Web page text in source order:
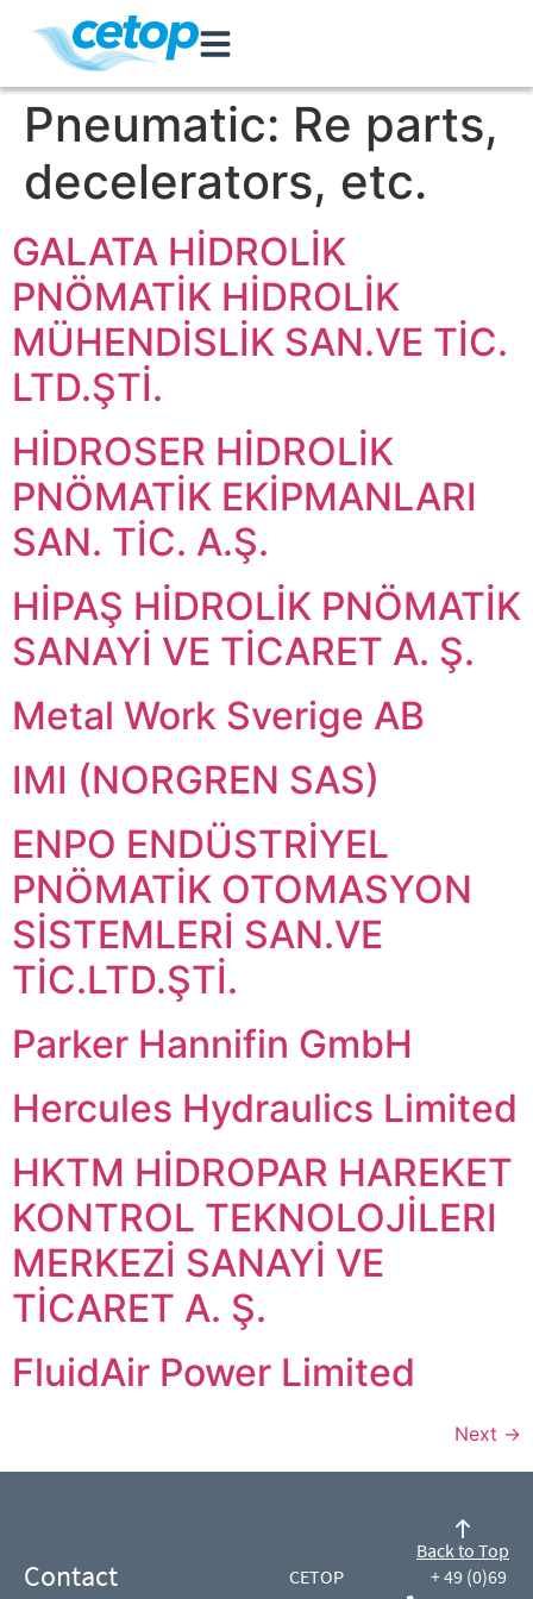
Pneumatic: Re parts,
decelerators, etc.
GALATA HİDROLİK
PNÖMATİK HİDROLİK
MÜHENDİSLİK SAN.VE TİC.
LTD.ŞTİ.
HİDROSER HİDROLİK
PNÖMATİK EKİPMANLARI
SAN. TİC. A.Ş.
HİPAŞ HİDROLİK PNÖMATİK
SANAYİ VE TİCARET A. Ş.
Metal Work Sverige AB
IMI (NORGREN SAS)
ENPO ENDÜSTRİYEL
PNÖMATİK OTOMASYON
SİSTEMLERİ SAN.VE
TİC.LTD.ŞTİ.
Parker Hannifin GmbH
Hercules Hydraulics Limited
HKTM HİDROPAR HAREKET
KONTROL TEKNOLOJİLERI
MERKEZİ SANAYİ VE
TİCARET A. Ş.
FluidAir Power Limited
Next →
Contact
CETOP
+ 49 (0)69
Back to Top